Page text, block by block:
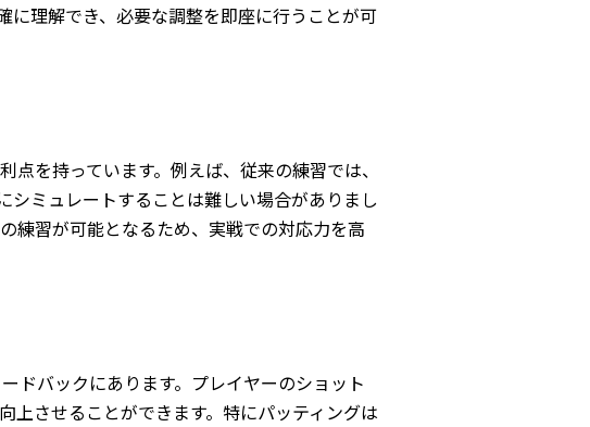
に理解でき、必要な調整を即座に行うことが可
を持っています。例えば、従来の練習では、
ミュレートすることは難しい場合がありまし
練習が可能となるため、実戦での対応力を高
ドバックにあります。プレイヤーのショット
上させることができます。特にパッティングは